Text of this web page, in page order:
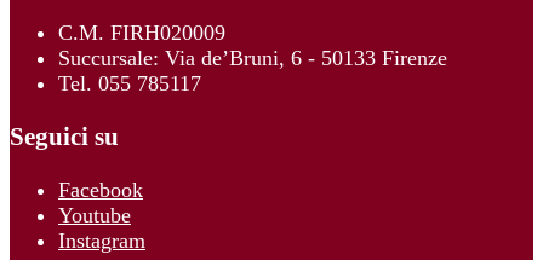
C.M. FIRH020009
Succursale: Via de’Bruni, 6 - 50133 Firenze
Tel. 055 785117
Seguici su
Facebook
Youtube
Instagram